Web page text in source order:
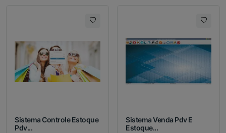
Sistema Controle Estoque
Pdv...
Sistema Venda Pdv E
Estoque...